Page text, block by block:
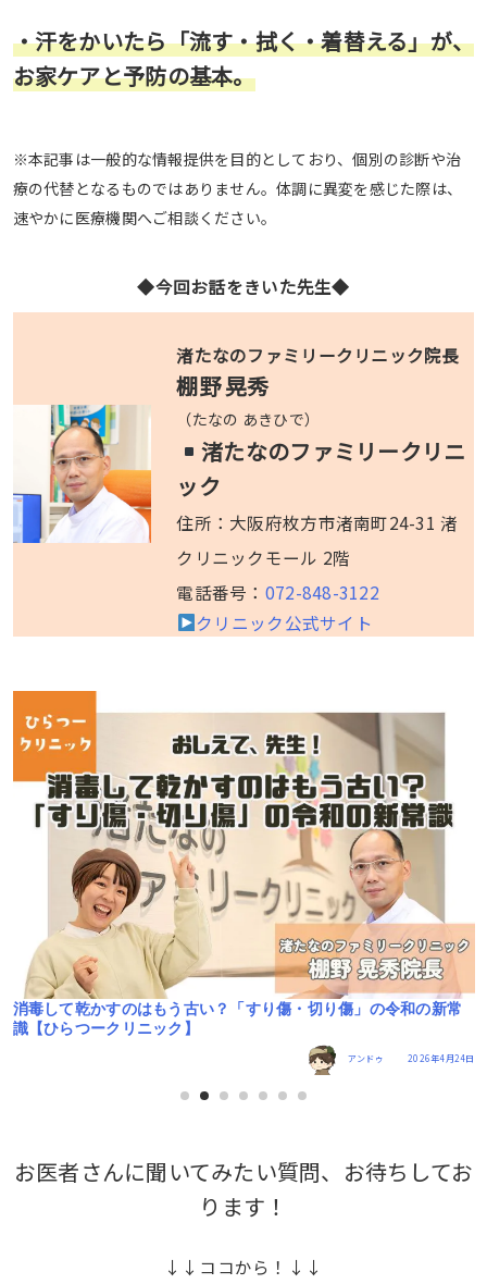
・汗をかいたら「流す・拭く・着替える」が、
お家ケアと予防の基本。
※本記事は一般的な情報提供を目的としており、個別の診断や治
療の代替となるものではありません。体調に異変を感じた際は、
速やかに医療機関へご相談ください。
◆今回お話をきいた先生◆
渚たなのファミリークリニック院長
棚野 晃秀
（たなの あきひで）
渚たなのファミリークリニ
ック
住所：大阪府枚方市渚南町24-31 渚
クリニックモール 2階
電話番号： 072-848-3122
クリニック公式サイト
春先や季節の変わり目に要注意！自律神経の乱れって？【ひらつ
ークリニック】
アンドゥ 2026年3月27日
お医者さんに聞いてみたい質問、お待ちしてお
ります！
↓↓ココから！↓↓